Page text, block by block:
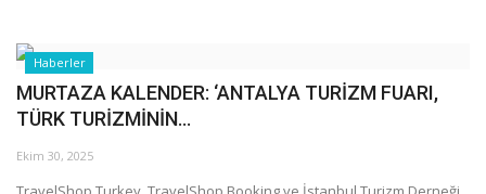
Röportajlar
Gezi - Yorum
Haberler
MURTAZA KALENDER: ‘ANTALYA TURİZM FUARI,
TÜRK TURİZMİNİN...
Ekim 30, 2025